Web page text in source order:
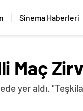
Sinema Haberleri
Maç
yer aldı.